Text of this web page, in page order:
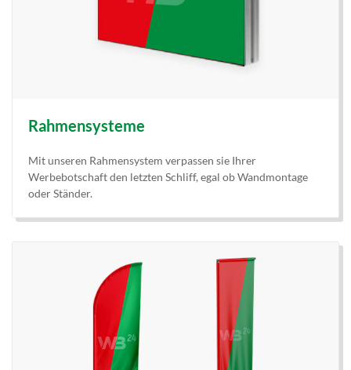
Rahmensysteme
Mit unseren Rahmensystem verpassen sie Ihrer
Werbebotschaft den letzten Schliff, egal ob Wandmontage
oder Ständer.